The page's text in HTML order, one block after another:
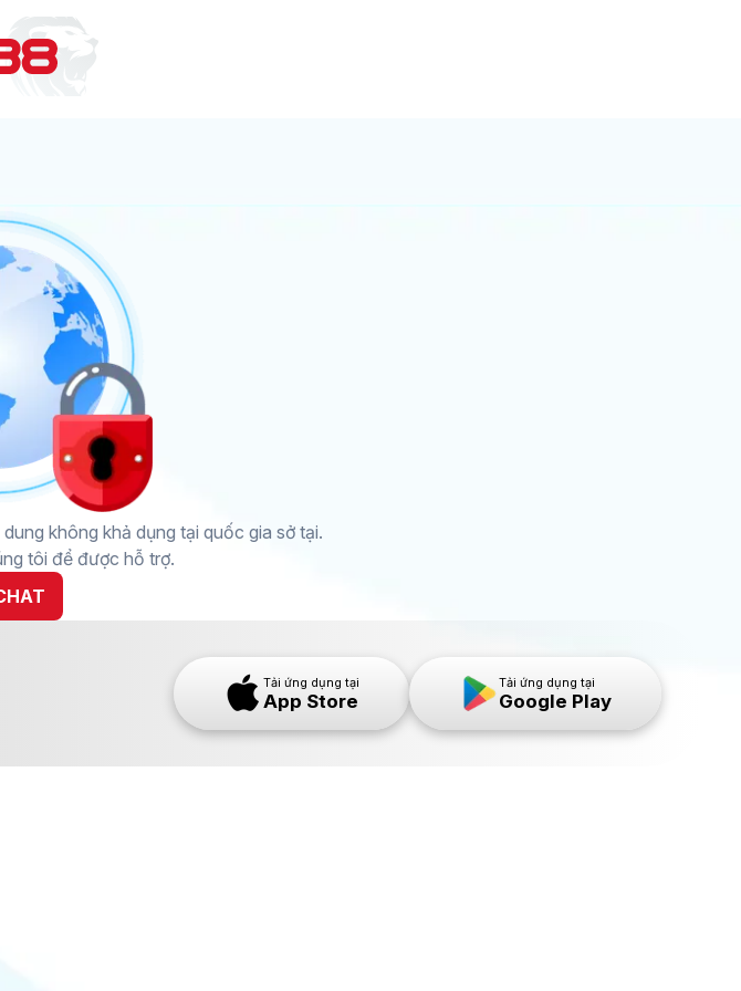
không khả dụng tại quốc gia sở tại.
tôi để được hỗ trợ.
Tải ứng dụng tại
App Store
Tải ứng dụng tại
Google Play